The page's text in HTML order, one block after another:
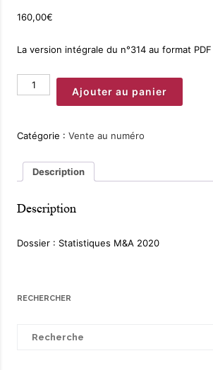
160,00€
La version intégrale du n°314 au format PDF
quantité
de
Ajouter au panier
Catégorie : Vente au numéro
Description
Description
Dossier : Statistiques M&A 2020
RECHERCHER